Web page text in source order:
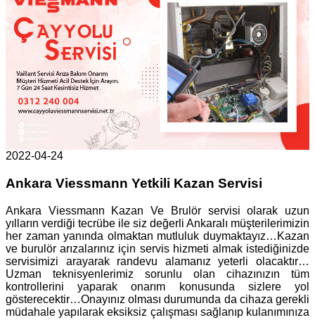
2022-04-24
Ankara Viessmann Yetkili Kazan Servisi
Ankara Viessmann Kazan Ve Brulör servisi olarak uzun
yılların verdiği tecrübe ile siz değerli Ankaralı müşterilerimizin
her zaman yanında olmaktan mutluluk duymaktayız…Kazan
ve burulör arızalarınız için servis hizmeti almak istediğinizde
servisimizi arayarak randevu alamanız yeterli olacaktır…
Uzman teknisyenlerimiz sorunlu olan cihazınızın tüm
kontrollerini yaparak onarım konusunda sizlere yol
gösterecektir…Onayınız olması durumunda da cihaza gerekli
müdahale yapılarak eksiksiz çalışması sağlanıp kulanımınıza